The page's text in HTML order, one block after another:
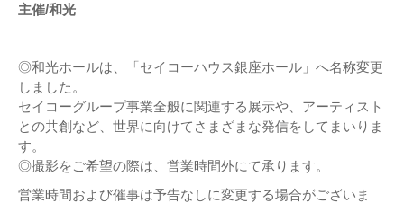
主催/和光
◎和光ホールは、「セイコーハウス銀座ホール」へ名称変更
しました。
セイコーグループ事業全般に関連する展示や、アーティスト
との共創など、世界に向けてさまざまな発信をしてまいりま
す。
◎撮影をご希望の際は、営業時間外にて承ります。
営業時間および催事は予告なしに変更する場合がございま